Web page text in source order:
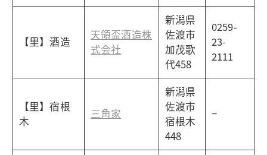
【里】酒造
天領盃酒造株
式会社
新潟県
佐渡市
加茂歌
代458
0259-
23-
2111
【里】宿根
木
三角家
新潟県
佐渡市
宿根木
448
−